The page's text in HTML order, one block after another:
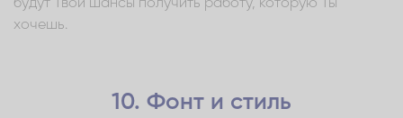
будут Твои шансы получить работу, которую Ты
хочешь.
10. Фонт и стиль